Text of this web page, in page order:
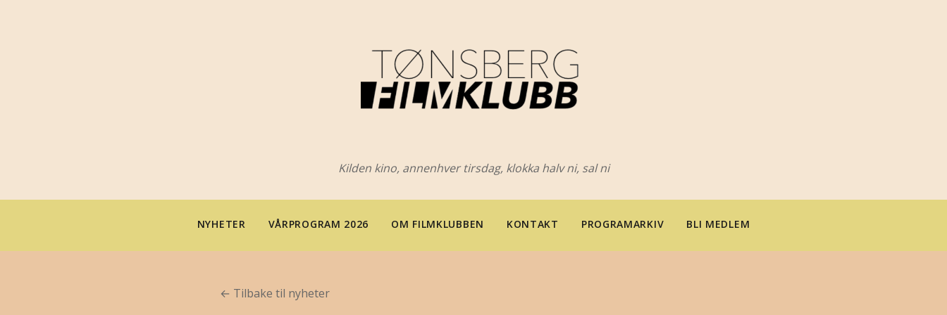
Kilden kino, annenhver tirsdag, klokka halv ni, sal ni
NYHETER VÅRPROGRAM 2026 OM FILMKLUBBEN KONTAKT PROGRAMARKIV BLI MEDLEM
← Tilbake til nyheter